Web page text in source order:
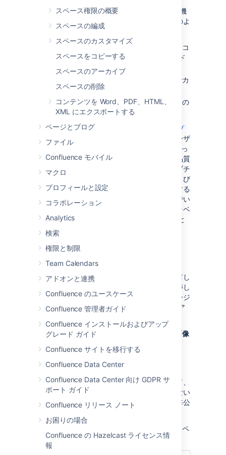
スペース権限の概要
スペースの編成
スペースのカスタマイズ
スペースをコピーする
スペースのアーカイブ
スペースの削除
コンテンツを Word、PDF、HTML、
XML にエクスポートする
ページとブログ
ファイル
Confluence モバイル
マクロ
プロフィールと設定
コラボレーション
Analytics
検索
権限と制限
Team Calendars
アドオンと連携
Confluence のユースケース
Confluence 管理者ガイド
Confluence インストールおよびアップ
グレード ガイド
Confluence サイトを移行する
Confluence Data Center
Confluence Data Center 向け GDPR サ
ポート ガイド
Confluence リリース ノート
お困りの場合
Confluence の Hazelcast ライセンス情
報
Confluence のそれぞれのスペースは独立して機
能します、つまり、それぞれのスペースは次のよ
うになります。
自身のホームページ、ブログ、ページ、コ
メント、ファイル、および RSS フィード
を持ちます。
異なる配色、ロゴ、およびサイドバーでカ
スタマイズできます。
スペース管理者によって設定される独自の
一連の権限を持ちます。
たとえば、IT チームは、すべての
ロードマップ
、サブチームの詳細、チーム内のすべてのユーザ
ーとチーム内での役割の一覧を含む、1 つのもっ
とも重要なスペースを作成できます。次に、品質
保証、開発者、ドキュメント作成などの各サブチ
ームのために、ガイドライン、長期計画、および
ナレッジ項目を含む、新しいスペースを作成する
ことができます。これらのチームが取り組んでい
る各プロジェクトで独自のスペースを持ち、ラベ
ルを使用してチーム スペースにリンクすること
ができます。
個人用スペースを作成する
個人用スペースは必ずそのユーザー自身が所有し
ます。個人の作業を保存したり、タスクを追跡し
たり、自身の作業内容ブログで伝えたり、ページ
をサイト スペースに移動する前にブラッシュア
画面の右上にある自分の
プロフィール画像
加...] を選択します。
[作成] を選択します。
スペースの権限は任意のタイミングで変更して、
コンテンツにアクセスできるユーザーとできない
ユーザーを定義できます。スペースを完全に非公
個人用スペースを作成するには、"個人用スペ
ース" グローバル権限が必要です。